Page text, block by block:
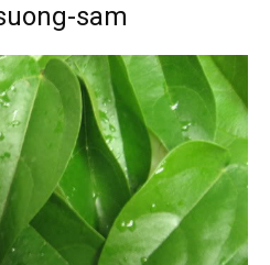
sam